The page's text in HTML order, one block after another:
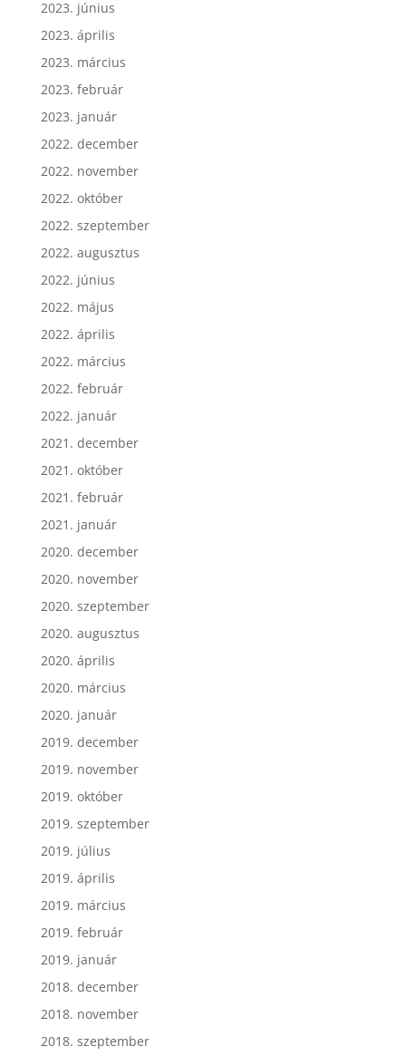
2023. június
2023. április
2023. március
2023. február
2023. január
2022. december
2022. november
2022. október
2022. szeptember
2022. augusztus
2022. június
2022. május
2022. április
2022. március
2022. február
2022. január
2021. december
2021. október
2021. február
2021. január
2020. december
2020. november
2020. szeptember
2020. augusztus
2020. április
2020. március
2020. január
2019. december
2019. november
2019. október
2019. szeptember
2019. július
2019. április
2019. március
2019. február
2019. január
2018. december
2018. november
2018. szeptember